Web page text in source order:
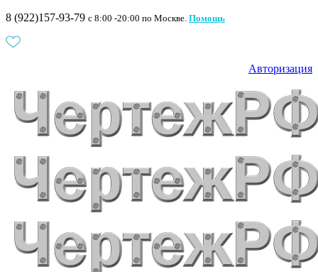
8 (922)157-93-79 c 8:00 -20:00 по Москве. Помощь
Авторизация